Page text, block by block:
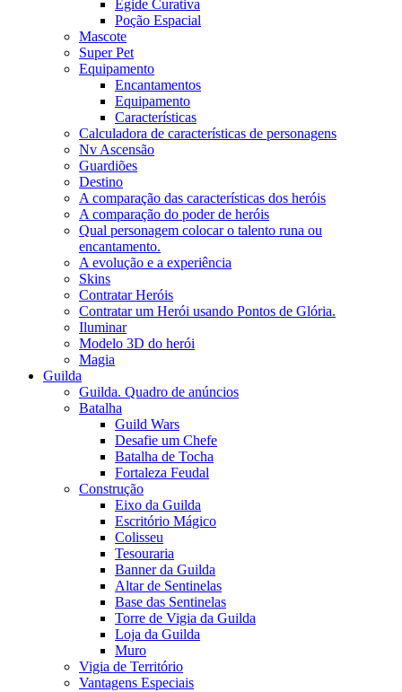
Égide Curativa
Poção Espacial
Mascote
Super Pet
Equipamento
Encantamentos
Equipamento
Características
Calculadora de características de personagens
Nv Ascensão
Guardiões
Destino
A comparação das características dos heróis
A comparação do poder de heróis
Qual personagem colocar o talento runa ou
encantamento.
A evolução e a experiência
Skins
Contratar Heróis
Contratar um Herói usando Pontos de Glória.
Iluminar
Modelo 3D do herói
Magia
Guilda
Guilda. Quadro de anúncios
Batalha
Guild Wars
Desafie um Chefe
Batalha de Tocha
Fortaleza Feudal
Construção
Eixo da Guilda
Escritório Mágico
Colisseu
Tesouraria
Banner da Guilda
Altar de Sentinelas
Base das Sentinelas
Torre de Vigia da Guilda
Loja da Guilda
Muro
Vigia de Território
Vantagens Especiais